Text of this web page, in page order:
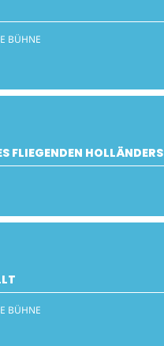
BÜHNE
FLIEGENDEN HOLLÄNDERS
BÜHNE